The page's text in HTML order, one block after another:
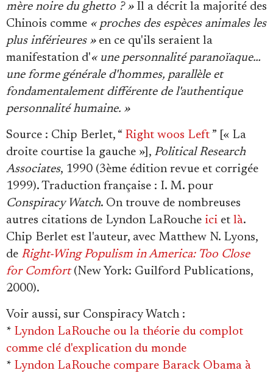
mère noire du ghetto ? »Il a décrit la majorité des
Chinois comme « proches des espèces animales les
plus inférieures »en ce qu'ils seraient la
manifestation d'« une personnalité paranoïaque…
une forme générale d'hommes, parallèle et
fondamentalement différente de l'authentique
personnalité humaine. »
Source : Chip Berlet, “ Right woos Left ” [« La
droite courtise la gauche »], Political Research
Associates, 1990 (3ème édition revue et corrigée
1999). Traduction française : I. M. pour
Conspiracy Watch. On trouve de nombreuses
autres citations de Lyndon LaRouche ici et là.
Chip Berlet est l'auteur, avec Matthew N. Lyons,
de Right-Wing Populism in America: Too Close
for Comfort(New York: Guilford Publications,
2000).
Voir aussi, sur Conspiracy Watch:
* Lyndon LaRouche ou la théorie du complot
comme clé d'explication du monde
* Lyndon LaRouche compare Barack Obama à